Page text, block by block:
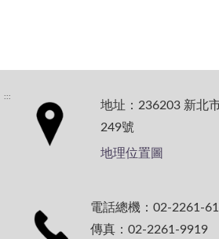
:::
地址：236203 新北
249號
地理位置圖
電話總機：02-2261-
傳真：02-2261-9919